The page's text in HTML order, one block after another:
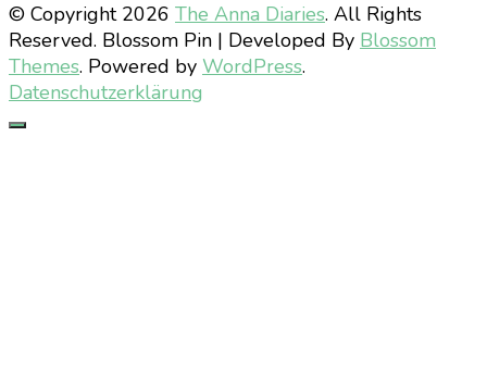
© Copyright 2026 The Anna Diaries. All Rights
Reserved. Blossom Pin | Developed By Blossom
Themes. Powered by WordPress.
Datenschutzerklärung